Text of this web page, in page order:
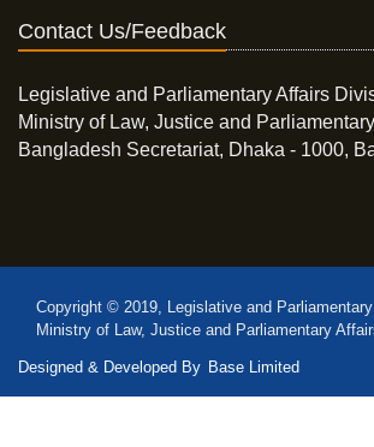
Contact Us/Feedback
Legislative and Parliamentary Affairs
Ministry of Law, Justice and
Bangladesh Secretariat, Dhaka - 1000,
Copyright © 2019, Legislative and
Ministry of Law, Justice and Parliamentary
Designed & Developed By Base Limited